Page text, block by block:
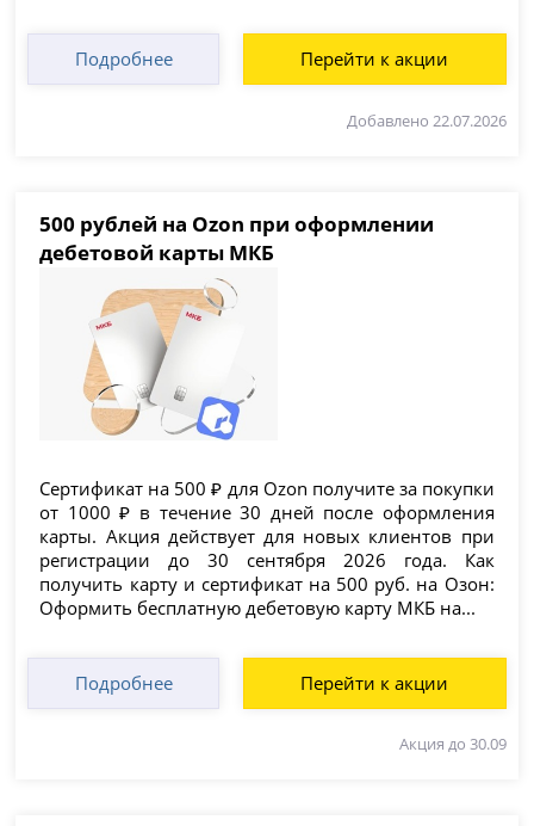
Подробнее Перейти к акции
Добавлено 22.07.2026
500 рублей на Ozon при оформлении
дебетовой карты МКБ
Сертификат на 500 ₽ для Ozon получите за покупки
от 1000 ₽ в течение 30 дней после оформления
карты. Акция действует для новых клиентов при
регистрации до 30 сентября 2026 года. Как
получить карту и сертификат на 500 руб. на Озон:
Оформить бесплатную дебетовую карту МКБ на...
Подробнее Перейти к акции
Акция до 30.09